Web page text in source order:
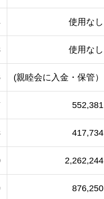
使用なし
使用なし
(親睦会に入金・保管）
552,381
417,734
2,262,244
876,250